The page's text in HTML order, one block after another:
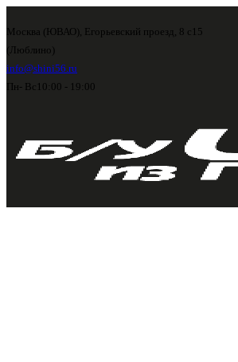
Москва (ЮВАО), Егорьевский проезд, 8 с15
(Люблино)
info@shini56.ru
Пн- Вс 10:00 - 19:00